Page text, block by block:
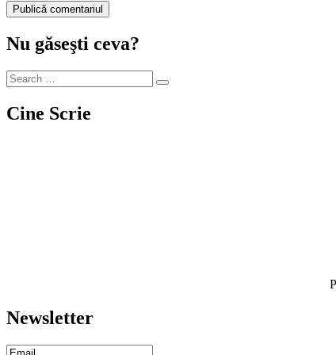
Nu găseşti ceva?
Cine Scrie
Newsletter
Email